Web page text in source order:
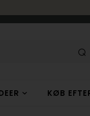
KØB